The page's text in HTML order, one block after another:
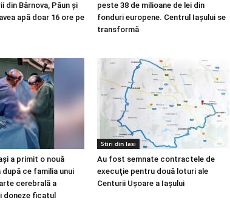
din Bârnova, Păun și
apă doar 16 ore pe
peste 38 de milioane de lei din
fonduri europene. Centrul Iașului se
transformă
a primit o nouă
după ce familia unui
cerebrală a
ficatul
Stiri din Iasi
Au fost semnate contractele de
execuţie pentru două loturi ale
Centurii Uşoare a Iaşului